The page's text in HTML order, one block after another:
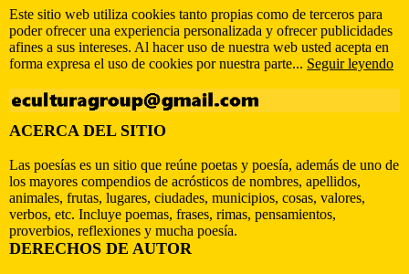
Este sitio web utiliza cookies tanto propias como de terceros para
poder ofrecer una experiencia personalizada y ofrecer publicidades
afines a sus intereses. Al hacer uso de nuestra web usted acepta en
forma expresa el uso de cookies por nuestra parte... Seguir leyendo
ACERCA DEL SITIO
Las poesías es un sitio que reúne poetas y poesía, además de uno de
los mayores compendios de acrósticos de nombres, apellidos,
animales, frutas, lugares, ciudades, municipios, cosas, valores,
verbos, etc. Incluye poemas, frases, rimas, pensamientos,
proverbios, reflexiones y mucha poesía.
DERECHOS DE AUTOR